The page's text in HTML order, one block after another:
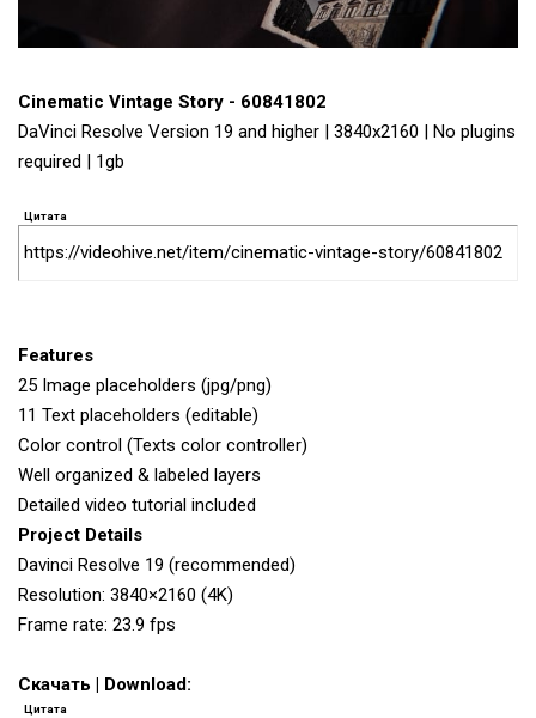
Cinematic Vintage Story - 60841802
DaVinci Resolve Version 19 and higher | 3840x2160 | No plugins
required | 1gb
Цитата
https://videohive.net/item/cinematic-vintage-story/60841802
Features
25 Image placeholders (jpg/png)
11 Text placeholders (editable)
Color control (Texts color controller)
Well organized & labeled layers
Detailed video tutorial included
Project Details
Davinci Resolve 19 (recommended)
Resolution: 3840×2160 (4K)
Frame rate: 23.9 fps
Скачать | Download:
Цитата